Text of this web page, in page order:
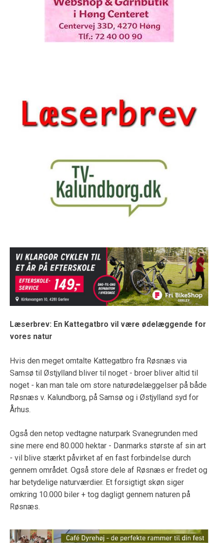
Læserbrev: En Kattegatbro vil være ødelæggende for
vores natur
Hvis den meget omtalte Kattegatbro fra Røsnæs via
Samsø til Østjylland bliver til noget - broer bliver altid til
noget - kan man tale om store naturødelæggelser på både
Røsnæs v. Kalundborg, på Samsø og i Østjylland syd for
Århus.
Også den netop vedtagne naturpark Svanegrunden med
sine mere end 80.000 hektar - Danmarks største af sin art
- vil blive stærkt påvirket af en fast forbindelse durch
gennem området. Også store dele af Røsnæs er fredet og
har betydelige naturværdier. Et forsigtigt skøn siger
omkring 10.000 biler + tog dagligt gennem naturen på
Røsnæs.